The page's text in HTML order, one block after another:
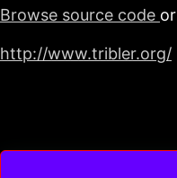
Browse source code or
http://www.tribler.org/